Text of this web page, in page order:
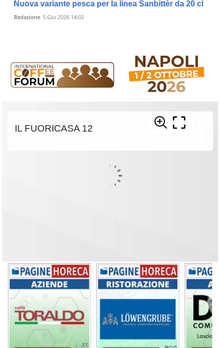
Nuova variante pesca per la linea Sanbittèr da 20 cl
Redazione 5 Giu 2026 14:02